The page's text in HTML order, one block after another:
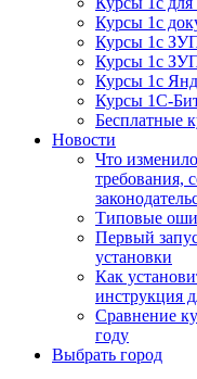
Курсы 1с
Курсы 1с
Курсы 1с
Курсы 1с
Курсы 1С-
Бесплатные
Новости
Что
требования,
Типовые
Первый
установки
Как
инструкция
Сравнение
году
Выбрать город